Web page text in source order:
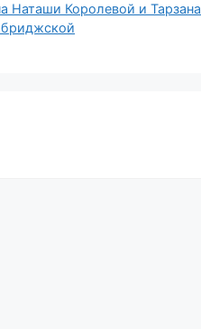
Наташи Королевой и Тарзана